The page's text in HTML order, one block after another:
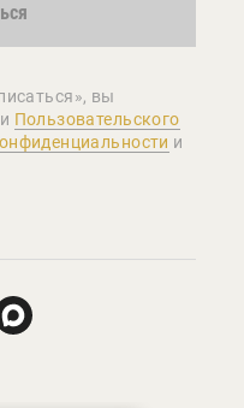
вы
Пользовательского
и